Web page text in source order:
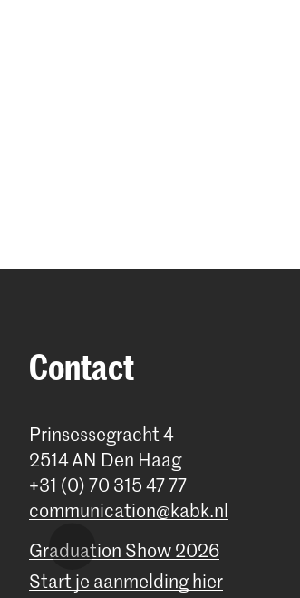
Contact
Prinsessegracht 4
2514 AN Den Haag
+31 (0) 70 315 47 77
communication@kabk.nl
Graduation Show 2026
Start je aanmelding hier